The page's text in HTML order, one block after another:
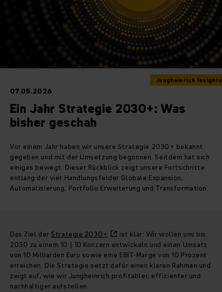
Jungheinrich Insights
07.05.2026
Ein Jahr Strategie 2030+: Was
bisher geschah
Vor einem Jahr haben wir unsere Strategie 2030+ bekannt
gegeben und mit der Umsetzung begonnen. Seitdem hat sich
einiges bewegt. Dieser Rückblick zeigt unsere Fortschritte
entlang der vier Handlungsfelder Globale Expansion,
Automatisierung, Portfolio Erweiterung und Transformation.
Das Ziel der Strategie 2030+
ist klar: Wir wollen uns bis
2030 zu einem 10 | 10 Konzern entwickeln und einen Umsatz
von 10 Milliarden Euro sowie eine EBIT‑Marge von 10 Prozent
erreichen. Die Strategie setzt dafür einen klaren Rahmen und
zeigt auf, wie wir Jungheinrich profitabler, effizienter und
nachhaltiger aufstellen.